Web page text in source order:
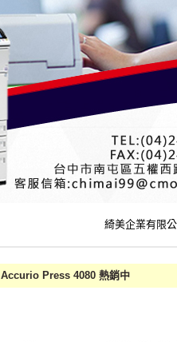
綺美企業有限公司-影
Accurio Press 4080 熱銷中